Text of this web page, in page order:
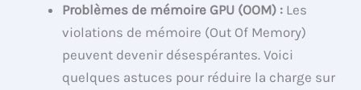
Problèmes de mémoire GPU (OOM) : Les
violations de mémoire (Out Of Memory)
peuvent devenir désespérantes. Voici
quelques astuces pour réduire la charge sur